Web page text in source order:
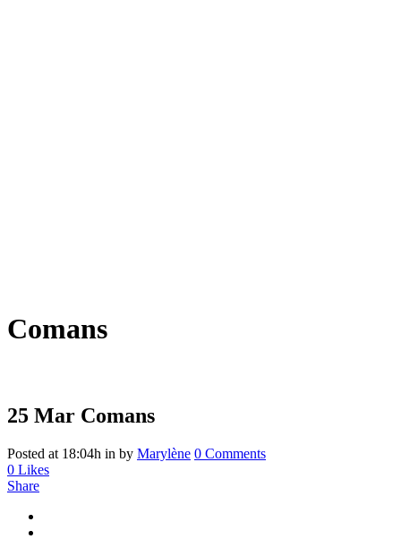
Comans
25 Mar Comans
Posted at 18:04h in by Marylène 0 Comments
0 Likes
Share